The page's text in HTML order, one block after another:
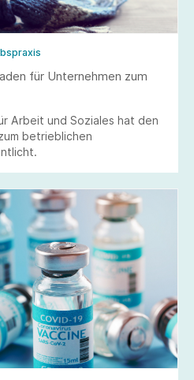
für Unternehmen zum
Arbeit und Soziales hat den
betrieblichen